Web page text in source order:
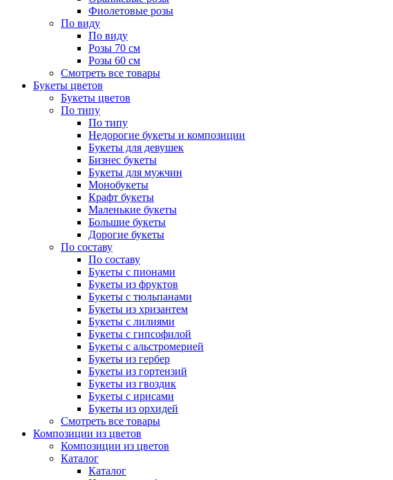
Фиолетовые розы
По виду
По виду
Розы 70 см
Розы 60 см
Смотреть все товары
Букеты цветов
Букеты цветов
По типу
По типу
Недорогие букеты и композиции
Букеты для девушек
Бизнес букеты
Букеты для мужчин
Монобукеты
Крафт букеты
Маленькие букеты
Большие букеты
Дорогие букеты
По составу
По составу
Букеты с пионами
Букеты из фруктов
Букеты с тюльпанами
Букеты из хризантем
Букеты с лилиями
Букеты с гипсофилой
Букеты с альстромерией
Букеты из гербер
Букеты из гортензий
Букеты из гвоздик
Букеты с ирисами
Букеты из орхидей
Смотреть все товары
Композиции из цветов
Композиции из цветов
Каталог
Каталог